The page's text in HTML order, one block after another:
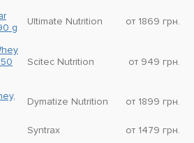
g
Ultimate Nutrition от 1869 грн.
Scitec Nutrition от 949 грн.
Dymatize Nutrition от 1899 грн.
Syntrax
от 1479 грн.